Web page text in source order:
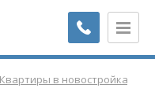
Квартиры в новостройках